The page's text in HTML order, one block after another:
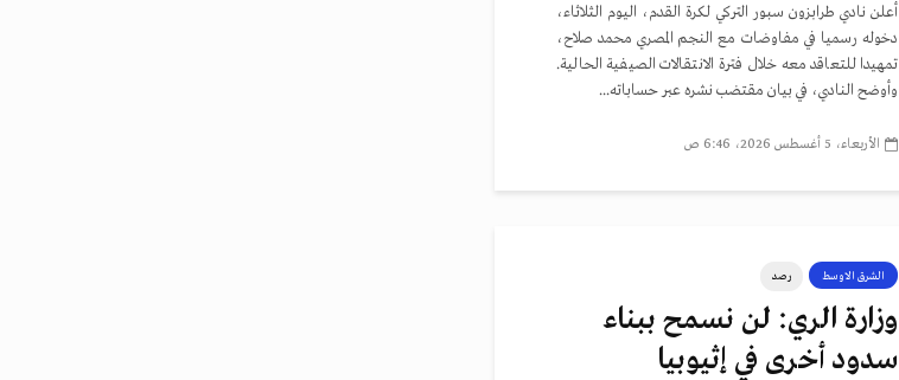
أعلن نادي طرابزون سبور التركي لكرة القدم، اليوم الثلاثاء،
دخوله رسميا في مفاوضات مع النجم المصري محمد صلاح،
تمهيدا للتعاقد معه خلال فترة الانتقالات الصيفية الحالية.
وأوضح النادي، في بيان مقتضب نشره عبر حساباته...
الأربعاء، 5 أغسطس 2026، 6:46 ص
الشرق الاوسط رصد
وزارة الري: لن نسمح ببناء
سدود أخرى في إثيوبيا